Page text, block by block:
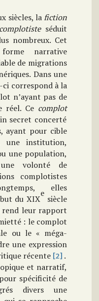
siècles, lafiction
séduit
nombreux. Cet
narrative
de migrations
Dans une
correspond à la
n’ayant pas de
réel. Ce complot
secret concerté
ayant pour cible
une institution,
une population,
volonté de
complotistes
elles
du XIX
e
siècle
rend leur rapport
: le complot
ou le « méga-
une expression
récente [2] .
et narratif,
spécificité de
divers une